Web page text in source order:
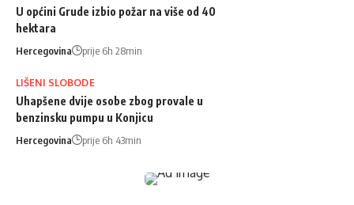
U općini Grude izbio požar na više od 40
hektara
Hercegovina prije 6h 28min
LIŠENI SLOBODE
Uhapšene dvije osobe zbog provale u
benzinsku pumpu u Konjicu
Hercegovina prije 6h 43min